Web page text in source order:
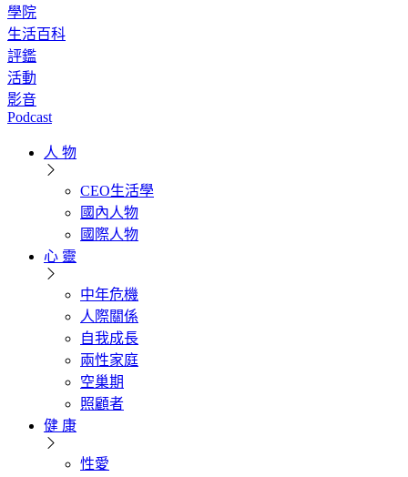
學院
生活百科
評鑑
活動
影音
Podcast
人 物
CEO生活學
國內人物
國際人物
心 靈
中年危機
人際關係
自我成長
兩性家庭
空巢期
照顧者
健 康
性愛